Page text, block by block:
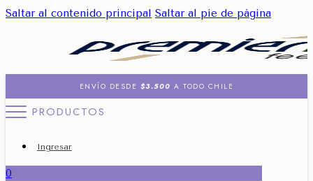
Saltar al contenido principal Saltar al pie de página
ENVÍO DESDE $3.500 A TODO CHILE
PRODUCTOS
Ingresar
0